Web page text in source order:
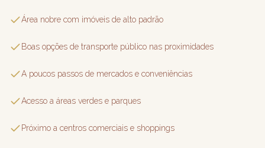
Área nobre com imóveis de alto padrão
Boas opções de transporte público nas proximidades
A poucos passos de mercados e conveniências
Acesso a áreas verdes e parques
Próximo a centros comerciais e shoppings